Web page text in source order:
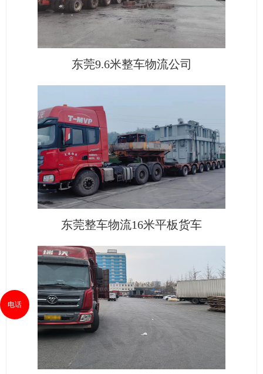
东莞9.6米整车物流公司
东莞整车物流16米平板货车
电话